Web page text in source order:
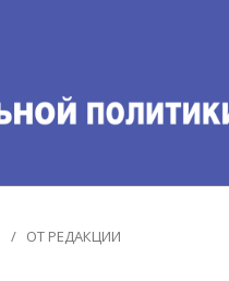
/ ОТ РЕДАКЦИИ